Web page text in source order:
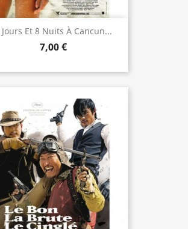
Et 8 Nuits À Cancun...
7,00 €